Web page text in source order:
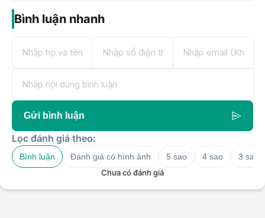
Bình luận nhanh
Gửi bình luận
Lọc đánh giá theo:
Bình luận Đánh giá có hình ảnh 5 sao 4 sao
3 sao
Chưa có đánh giá